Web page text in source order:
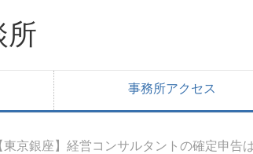
所
事務所アクセス
東京銀座】経営コンサルタントの確定申告